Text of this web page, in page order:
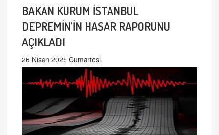
BAKAN KURUM İSTANBUL
DEPREMİN'İN HASAR RAPORUNU
AÇIKLADI
26 Nisan 2025 Cumartesi